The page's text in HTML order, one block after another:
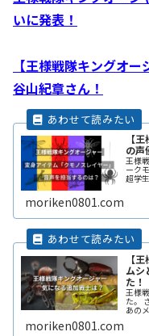
いに発表！
【王様戦隊キングオ
谷山紀章さん！
【
の声
王様
ーク
超学
に
moriken0801.com
【
ムシ
た！
王様
た。
あの
そう
と
moriken0801.com